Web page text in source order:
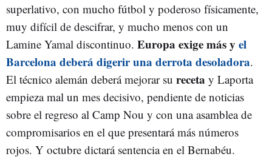
superlativo, con mucho fútbol y poderoso físicamente,
muy difícil de descifrar, y mucho menos con un
Lamine Yamal discontinuo. Europa exige más y el
Barcelona deberá digerir una derrota desoladora.
El técnico alemán deberá mejorar su receta y Laporta
empieza mal un mes decisivo, pendiente de noticias
sobre el regreso al Camp Nou y con una asamblea de
compromisarios en el que presentará más números
rojos. Y octubre dictará sentencia en el Bernabéu.